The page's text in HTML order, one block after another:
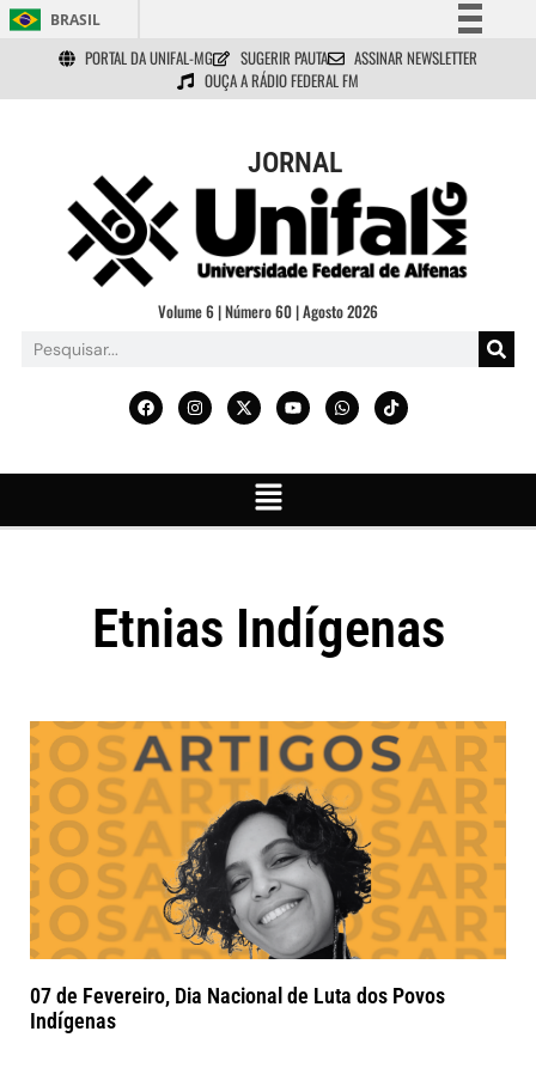
BRASIL
Simplifique!
Comunica BR
Acesso à informação
Legislação
Canais
PORTAL DA UNIFAL-MG SUGERIR PAUTA
ASSINAR NEWSLETTER
OUÇA A RÁDIO FEDERAL FM
JORNAL
Volume 6 | Número 60 | Agosto 2026
Etnias Indígenas
07 de Fevereiro, Dia Nacional de Luta dos Povos
Indígenas